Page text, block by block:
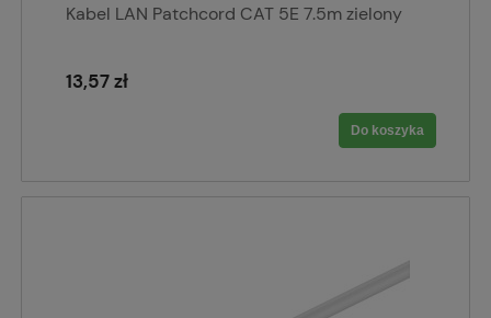
Kabel LAN Patchcord CAT 5E 7.5m zielony
13,57 zł
Do koszyka